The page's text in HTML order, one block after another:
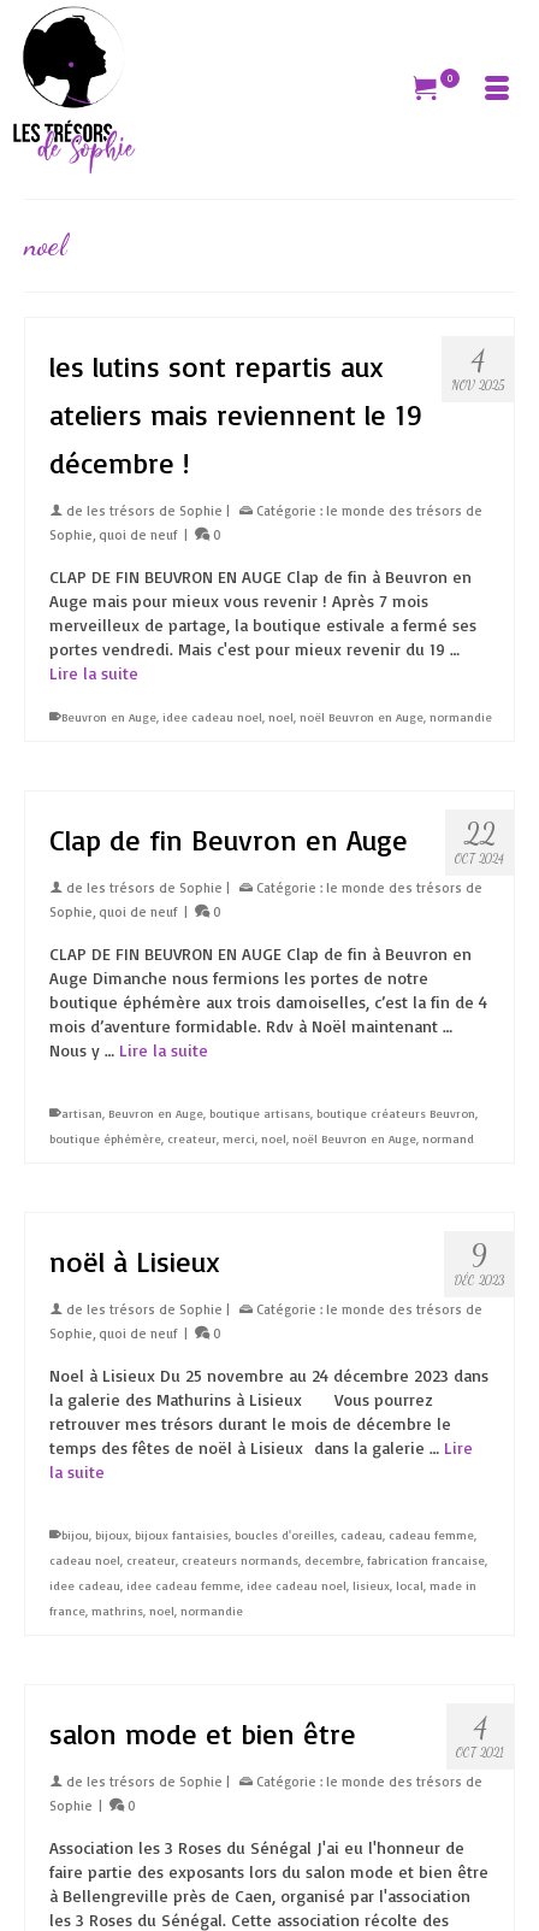
0
noel
4
NOV 2025
les lutins sont repartis aux
ateliers mais reviennent le 19
décembre !
de les trésors de Sophie Catégorie : le monde des trésors de
Sophie, quoi de neuf 0
CLAP DE FIN BEUVRON EN AUGE Clap de fin à Beuvron en
Auge mais pour mieux vous revenir ! Après 7 mois
merveilleux de partage, la boutique estivale a fermé ses
portes vendredi. Mais c'est pour mieux revenir du 19 …
Lire la suite
Beuvron en Auge idee cadeau noel noel noël Beuvron en Auge normandie
22
OCT 2024
Clap de fin Beuvron en Auge
de les trésors de Sophie Catégorie : le monde des trésors de
Sophie, quoi de neuf 0
CLAP DE FIN BEUVRON EN AUGE Clap de fin à Beuvron en
Auge Dimanche nous fermions les portes de notre
boutique éphémère aux trois damoiselles, c’est la fin de 4
mois d’aventure formidable. Rdv à Noël maintenant …
Nous y … Lire la suite
artisan Beuvron en Auge boutique artisans boutique créateurs Beuvron
boutique éphémère createur merci noel noël Beuvron en Auge normand
9
DÉC 2023
noël à Lisieux
de les trésors de Sophie Catégorie : le monde des trésors de
Sophie, quoi de neuf 0
Noel à Lisieux Du 25 novembre au 24 décembre 2023 dans
la galerie des Mathurins à Lisieux Vous pourrez
retrouver mes trésors durant le mois de décembre le
temps des fêtes de noël à Lisieux dans la galerie … Lire
la suite
bijou bijoux bijoux fantaisies boucles d'oreilles cadeau cadeau femme
cadeau noel createur createurs normands decembre fabrication francaise
idee cadeau idee cadeau femme idee cadeau noel lisieux local made in
france mathrins noel normandie
4
OCT 2021
salon mode et bien être
de les trésors de Sophie Catégorie : le monde des trésors de
Sophie
0
Association les 3 Roses du Sénégal J'ai eu l'honneur de
faire partie des exposants lors du salon mode et bien être
à Bellengreville près de Caen, organisé par l'association
les 3 Roses du Sénégal. Cette association récolte des